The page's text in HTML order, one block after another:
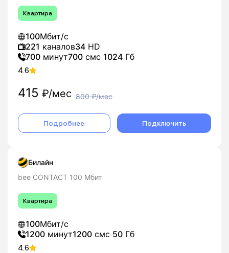
Квартира
100Мбит/с
221 каналов34 HD
700 минут700 смс 1024 Гб
4.6
415 ₽/мес 800₽/мес
Подробнее Подключить
Билайн
bee CONTACT 100 Мбит
Квартира
100Мбит/с
1200 минут1200 смс 50 Гб
4.6